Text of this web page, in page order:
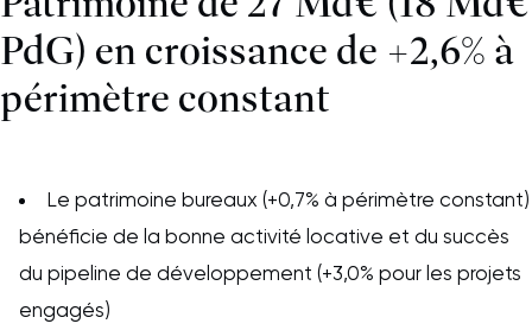
PdG) en croissance de +2,6% à
périmètre constant
Le patrimoine bureaux (+0,7% à périmètre constant)
bénéficie de la bonne activité locative et du succès
du pipeline de développement (+3,0% pour les projets
engagés)